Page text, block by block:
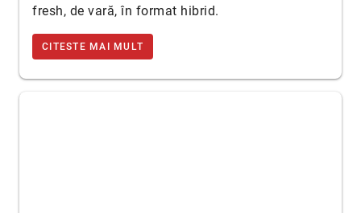
fresh, de vară, în format hibrid.
CITESTE MAI MULT